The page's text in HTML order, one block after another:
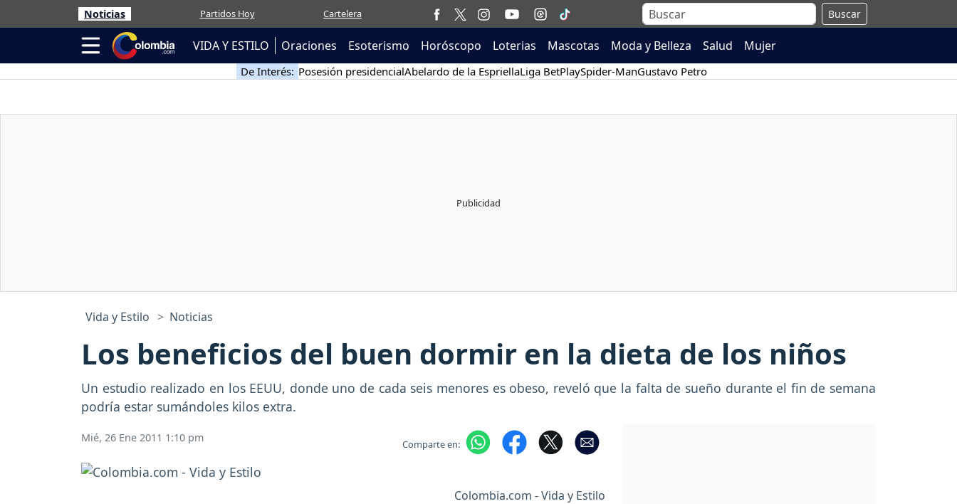
Noticias Partidos Hoy Cartelera Buscar
VIDA Y ESTILO Oraciones Esoterismo Horóscopo Loterias Mascotas Moda y Belleza Salud Mujer
De Interés: Posesión presidencialAbelardo de la EspriellaLiga BetPlaySpider-ManGustavo Petro
Vida y Estilo Noticias
Los beneficios del buen dormir en la dieta de los niños
Un estudio realizado en los EEUU, donde uno de cada seis menores es obeso, reveló que la falta de sueño durante el fin de semana
podría estar sumándoles kilos extra.
Mié, 26 Ene 2011 1:10 pm Comparte en:
Colombia.com - Vida y Estilo